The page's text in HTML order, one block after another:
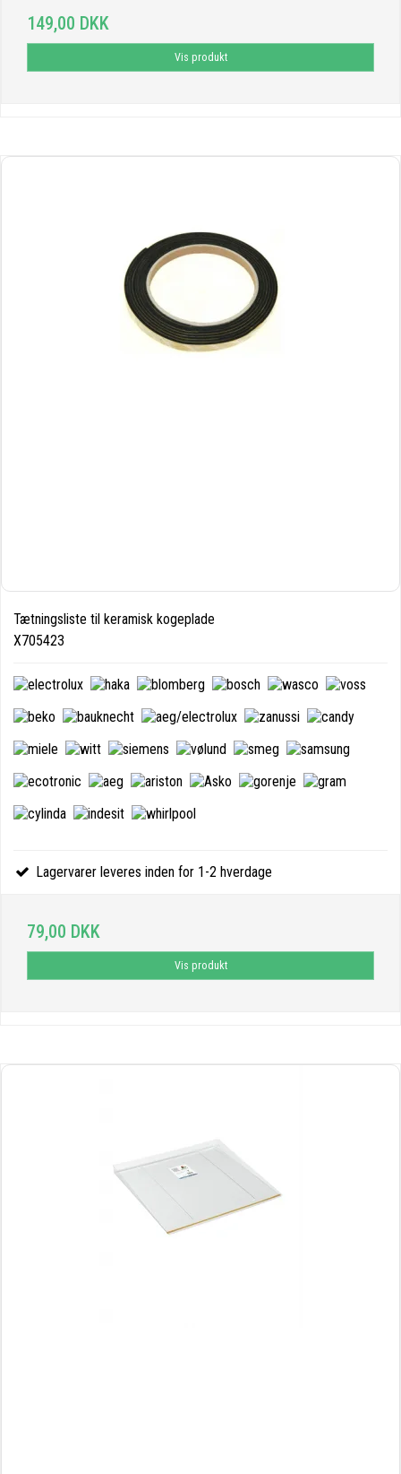
149,00 DKK
Vis produkt
Tætningsliste til keramisk kogeplade
X705423
Lagervarer leveres inden for 1-2 hverdage
79,00 DKK
Vis produkt